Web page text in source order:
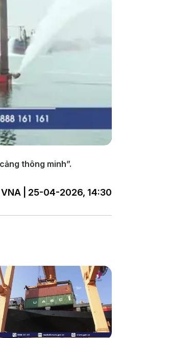
thông minh”.
VNA | 25-04-2026, 14:30